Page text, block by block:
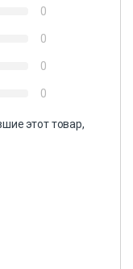
0
0
0
0
этот товар,